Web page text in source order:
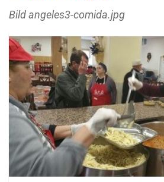
Bild angeles3-comida.jpg